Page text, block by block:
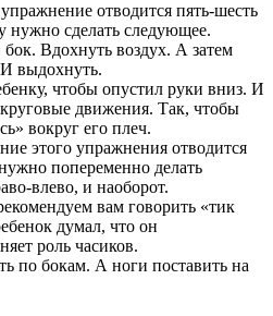
отводится пять-шесть
сделать следующее.
Вдохнуть воздух. А затем
И выдохнуть.
чтобы опустил руки вниз. И
движения. Так, чтобы
вокруг его плеч.
этого упражнения отводится
попеременно делать
влево, и наоборот.
вам говорить «тик
думал, что он
роль часиков.
по бокам. А ноги поставить на